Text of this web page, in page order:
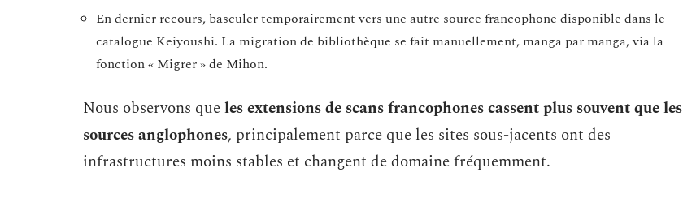
En dernier recours, basculer temporairement vers une autre source francophone disponible dans le
catalogue Keiyoushi. La migration de bibliothèque se fait manuellement, manga par manga, via la
fonction « Migrer » de Mihon.
Nous observons queles extensions de scans francophones cassent plus souvent que les
sources anglophones, principalement parce que les sites sous-jacents ont des
infrastructures moins stables et changent de domaine fréquemment.